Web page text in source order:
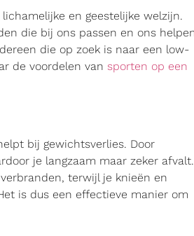
en geestelijke welzijn.
die bij ons passen en ons
die op zoek is naar een low-
de voordelen van sporten op een
bij gewichtsverlies. Door
je langzaam maar zeker afvalt.
terwijl je knieën en
is dus een effectieve manier om